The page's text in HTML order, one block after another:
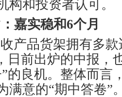
构和投资者认可。
嘉实稳和6个月
产品货架拥有多
日前出炉的中报，
的良机。整体而言
满意的“期中答卷”